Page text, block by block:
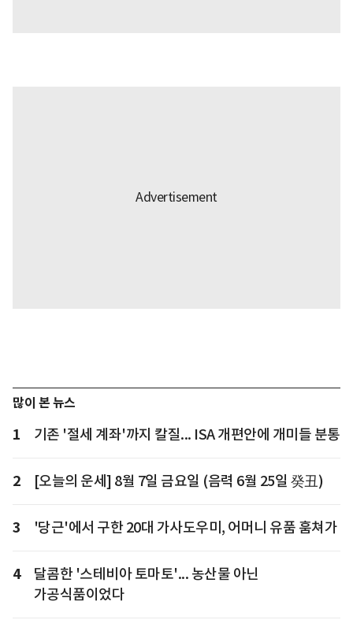
많이 본 뉴스
1 기존 '절세 계좌'까지 칼질... ISA 개편안에 개미들 분통
2 [오늘의 운세] 8월 7일 금요일 (음력 6월 25일 癸丑)
3 '당근'에서 구한 20대 가사도우미, 어머니 유품 훔쳐가
4
달콤한 '스테비아 토마토'... 농산물 아닌
가공식품이었다